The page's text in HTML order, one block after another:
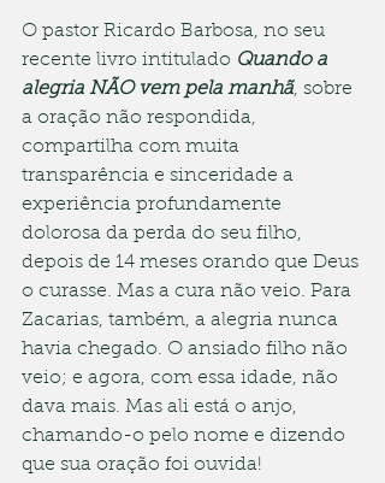
O pastor Ricardo Barbosa, no seu
recente livro intitulado Quando a
alegria NÃO vem pela manhã, sobre
a oração não respondida,
compartilha com muita
transparência e sinceridade a
experiência profundamente
dolorosa da perda do seu filho,
depois de 14 meses orando que Deus
o curasse. Mas a cura não veio. Para
Zacarias, também, a alegria nunca
havia chegado. O ansiado filho não
veio; e agora, com essa idade, não
dava mais. Mas ali está o anjo,
chamando-o pelo nome e dizendo
que sua oração foi ouvida!